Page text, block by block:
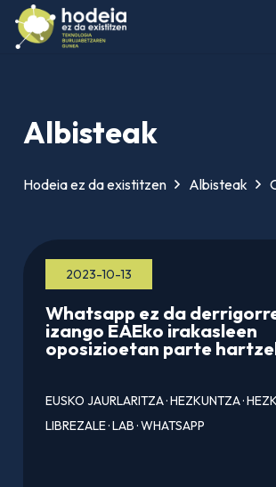
Albisteak
Hodeia ez da existitzen Albisteak
2023-10-13
Whatsapp ez da
izango EAEko irakasleen
oposizioetan parte
EUSKO JAURLARITZA·HEZKUNTZA·
LIBREZALE·LAB·WHATSAPP